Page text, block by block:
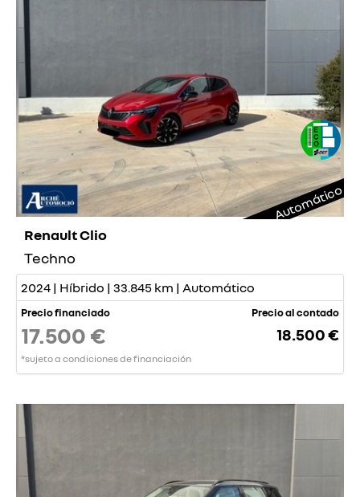
Automático
Renault Clio
Techno
2024 | Híbrido | 33.845 km | Automático
Precio financiado
17.500 €
*sujeto a condiciones de financiación
Precio al contado
18.500 €